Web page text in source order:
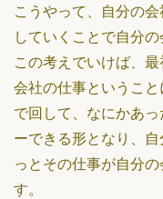
こうやって、自分の
していくことで自分の
この考えでいけば、
会社の仕事というこ
で回して、なにかあ
ーできる形となり、
っとその仕事が自分
す。